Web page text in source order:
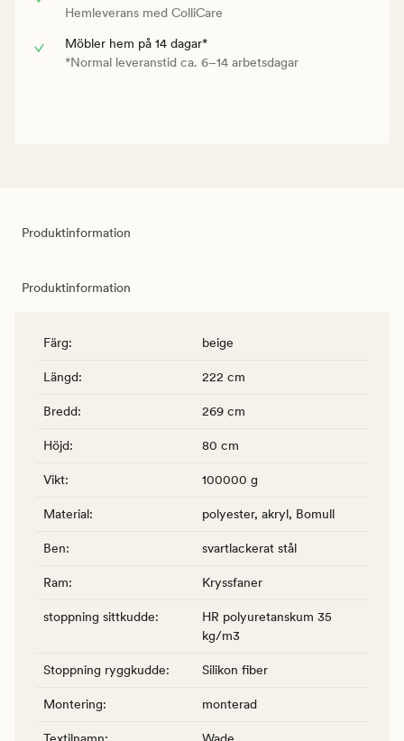
Hemleverans med ColliCare
Möbler hem på 14 dagar*
*Normal leveranstid ca. 6–14 arbetsdagar
Produktinformation
Produktinformation
Färg: beige
Längd: 222 cm
Bredd: 269 cm
Höjd: 80 cm
Vikt: 100000 g
Material: polyester, akryl, Bomull
Ben: svartlackerat stål
Ram: Kryssfaner
stoppning sittkudde:
HR polyuretanskum 35
kg/m3
Stoppning ryggkudde: Silikon fiber
Montering: monterad
Textilnamn: Wade